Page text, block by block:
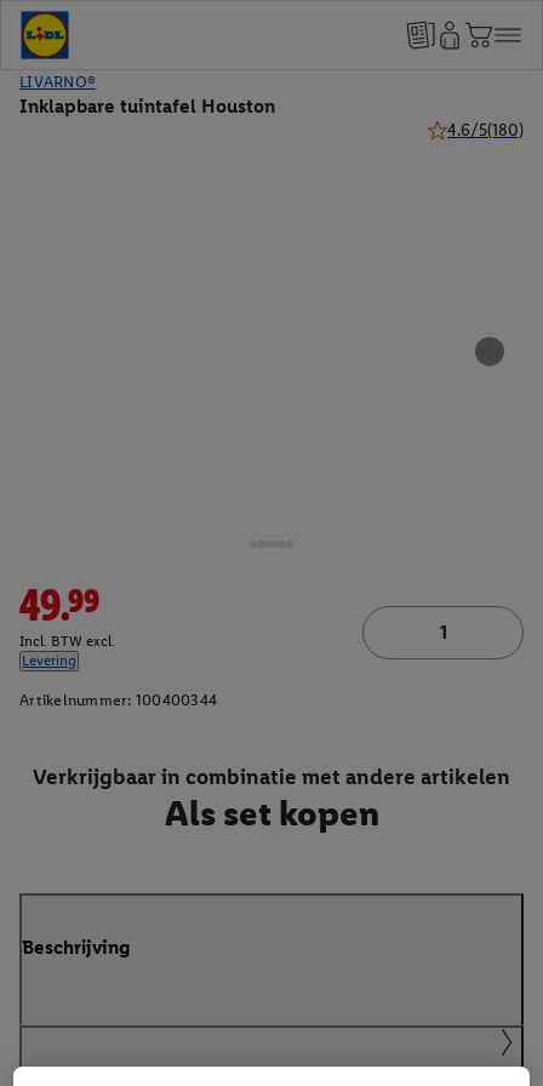
LIVARNO®
Inklapbare tuintafel Houston
4.6/5(180)
49.99
Incl. BTW excl.
Levering
Artikelnummer: 100400344
Verkrijgbaar in combinatie met andere artikelen
Als set kopen
Beschrijving